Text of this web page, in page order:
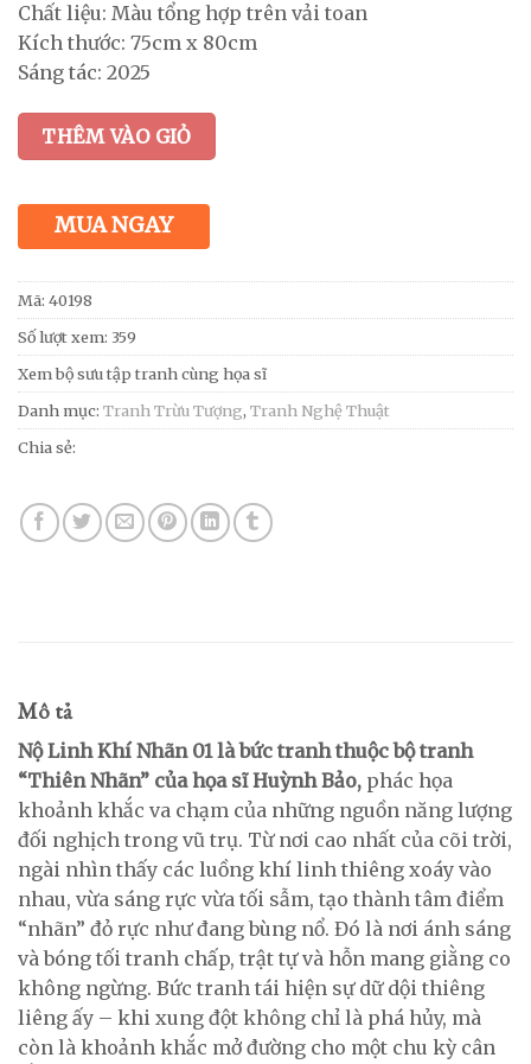
Chất liệu: Màu tổng hợp trên vải toan
Kích thước: 75cm x 80cm
Sáng tác: 2025
THÊM VÀO GIỎ
MUA NGAY
Mã: 40198
Số lượt xem: 359
Xem bộ sưu tập tranh cùng họa sĩ
Danh mục: Tranh Trừu Tượng, Tranh Nghệ Thuật
Chia sẻ:
Mô tả
Nộ Linh Khí Nhãn 01 là bức tranh thuộc bộ tranh
“Thiên Nhãn” của họa sĩ Huỳnh Bảo, phác họa
khoảnh khắc va chạm của những nguồn năng lượng
đối nghịch trong vũ trụ. Từ nơi cao nhất của cõi trời,
ngài nhìn thấy các luồng khí linh thiêng xoáy vào
nhau, vừa sáng rực vừa tối sẫm, tạo thành tâm điểm
“nhãn” đỏ rực như đang bùng nổ. Đó là nơi ánh sáng
và bóng tối tranh chấp, trật tự và hỗn mang giằng co
không ngừng. Bức tranh tái hiện sự dữ dội thiêng
liêng ấy – khi xung đột không chỉ là phá hủy, mà
còn là khoảnh khắc mở đường cho một chu kỳ cân